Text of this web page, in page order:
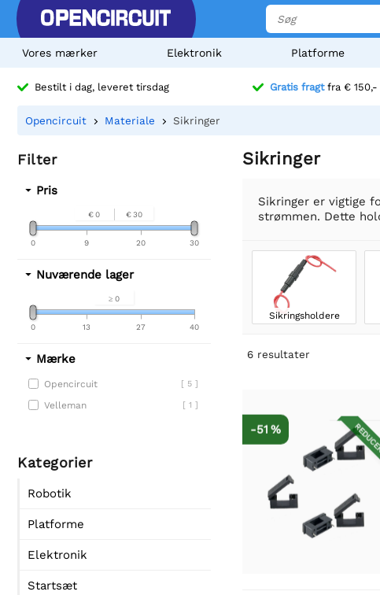
Vores mærker Elektronik Platforme
Bestilt i dag, leveret tirsdag Gratis fragtfra € 150,-
Opencircuit Materiale Sikringer
Filter
Pris
€ 0 € 30
0 30
9 20
Nuværende lager
≥ 0
0 40
13 27
Mærke
Opencircuit [ 5 ]
Velleman [ 1 ]
Kategorier
Robotik
Platforme
Elektronik
Startsæt
Sikringer
Sikringer er vigtige
strømmen. Dette
Sikringsholdere
6 resultater
-51 %